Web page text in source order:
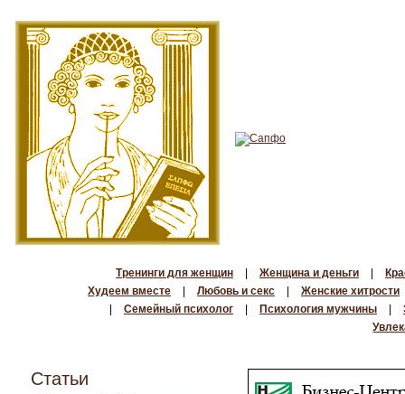
Тренинги для женщин Женщина и деньги
Худеем вместе
Любовь и секс
Женские хитрости
Семейный психолог Психология мужчины
Статьи